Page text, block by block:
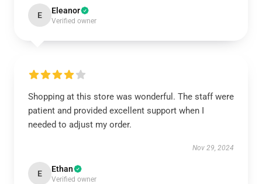
E Eleanor
Verified owner
Shopping at this store was wonderful. The staff were
patient and provided excellent support when I
needed to adjust my order.
Nov 29, 2024
E Ethan
Verified owner